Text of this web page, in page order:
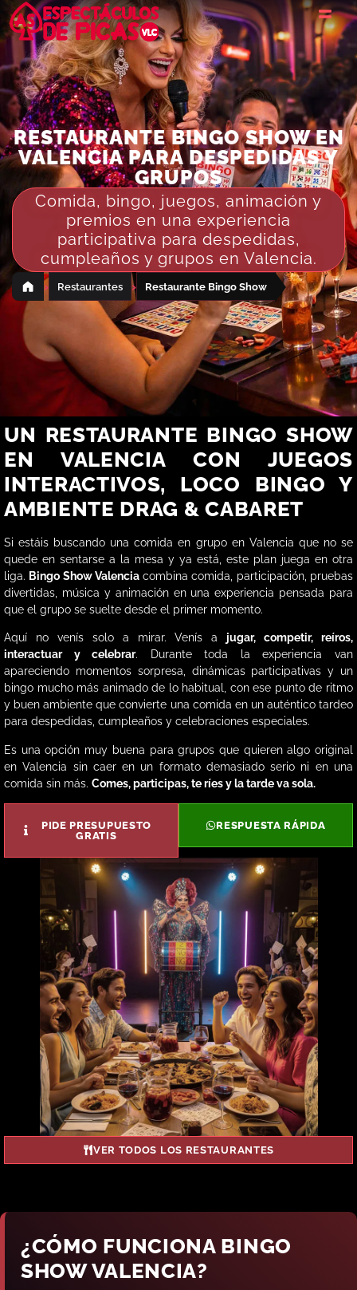
RESTAURANTE BINGO SHOW EN
VALENCIA PARA DESPEDIDAS Y
GRUPOS
Comida, bingo, juegos, animación y
premios en una experiencia
participativa para despedidas,
cumpleaños y grupos en Valencia.
› Restaurantes › Restaurante Bingo Show
UN RESTAURANTE BINGO SHOW
EN VALENCIA CON JUEGOS
INTERACTIVOS, LOCO BINGO Y
AMBIENTE DRAG & CABARET
Si estáis buscando una comida en grupo en Valencia que no se
quede en sentarse a la mesa y ya está, este plan juega en otra
liga. Bingo Show Valenciacombina comida, participación, pruebas
divertidas, música y animación en una experiencia pensada para
que el grupo se suelte desde el primer momento.
Aquí no venís solo a mirar. Venís a jugar, competir, reíros,
interactuar y celebrar. Durante toda la experiencia van
apareciendo momentos sorpresa, dinámicas participativas y un
bingo mucho más animado de lo habitual, con ese punto de ritmo
y buen ambiente que convierte una comida en un auténtico tardeo
para despedidas, cumpleaños y celebraciones especiales.
Es una opción muy buena para grupos que quieren algo original
en Valencia sin caer en un formato demasiado serio ni en una
comida sin más. Comes, participas, te ríes y la tarde va sola.
PIDE PRESUPUESTO
GRATIS
RESPUESTA RÁPIDA
VER TODOS LOS RESTAURANTES
¿CÓMO FUNCIONA BINGO
SHOW VALENCIA?